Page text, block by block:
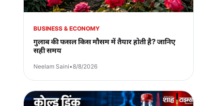
BUSINESS & ECONOMY
गुलाब की फसल किस मौसम में तैयार होती है? जानिए
सही समय
Neelam Saini•8/8/2026